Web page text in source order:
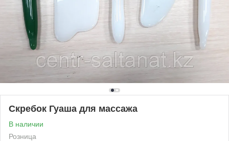
Скребок Гуаша для массажа
В наличии
Розница